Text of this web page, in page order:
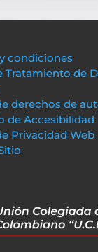
condiciones
Tratamiento de
derechos de
de Accesibilidad
Privacidad Web